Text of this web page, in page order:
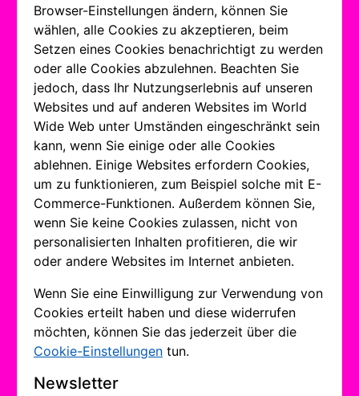
Browser-Einstellungen ändern, können Sie
wählen, alle Cookies zu akzeptieren, beim
Setzen eines Cookies benachrichtigt zu werden
oder alle Cookies abzulehnen. Beachten Sie
jedoch, dass Ihr Nutzungserlebnis auf unseren
Websites und auf anderen Websites im World
Wide Web unter Umständen eingeschränkt sein
kann, wenn Sie einige oder alle Cookies
ablehnen. Einige Websites erfordern Cookies,
um zu funktionieren, zum Beispiel solche mit E-
Commerce-Funktionen. Außerdem können Sie,
wenn Sie keine Cookies zulassen, nicht von
personalisierten Inhalten profitieren, die wir
oder andere Websites im Internet anbieten.
Wenn Sie eine Einwilligung zur Verwendung von
Cookies erteilt haben und diese widerrufen
möchten, können Sie das jederzeit über die
Cookie-Einstellungen tun.
Newsletter